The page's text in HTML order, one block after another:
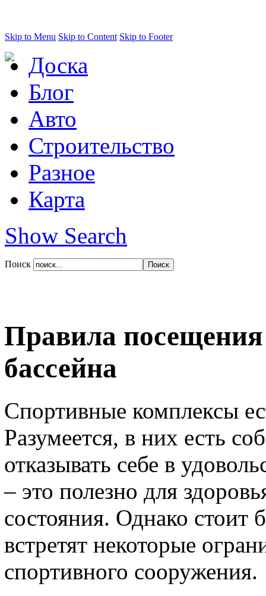
Skip to Menu Skip to Content Skip to Footer
Доска
Блог
Авто
Строительство
Разное
Карта
Show Search
Поиск
Правила
бассейна
Спортивные комплексы
Разумеется, в них есть
отказывать себе в
– это полезно для
состояния. Однако стоит
встретят некоторые
спортивного сооружения.